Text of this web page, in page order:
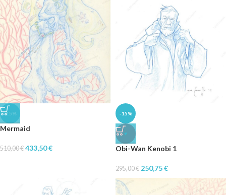
-15%
Mermaid
510,00€ 433,50€
-15%
♥
Obi-Wan Kenobi 1
295,00€ 250,75€